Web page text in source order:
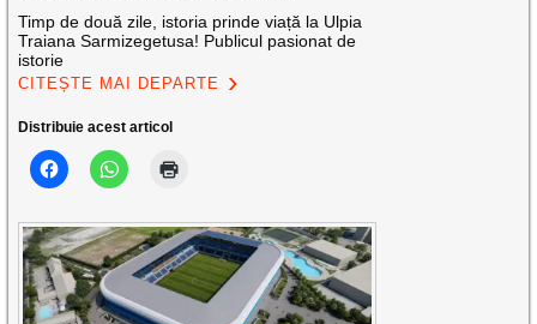
Timp de două zile, istoria prinde viață la Ulpia
Traiana Sarmizegetusa! Publicul pasionat de
istorie
CITEȘTE MAI DEPARTE
Distribuie acest articol